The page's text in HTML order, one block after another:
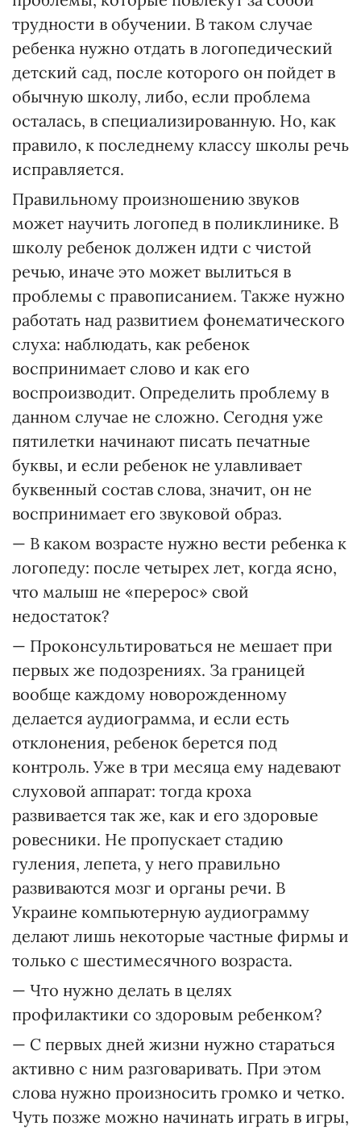
трудности в обучении. В таком случае
ребенка нужно отдать в логопедический
детский сад, после которого он пойдет в
обычную школу, либо, если проблема
осталась, в специализированную. Но, как
правило, к последнему классу школы речь
исправляется.
Правильному произношению звуков
может научить логопед в поликлинике. В
школу ребенок должен идти с чистой
речью, иначе это может вылиться в
проблемы с правописанием. Также нужно
работать над развитием фонематического
слуха: наблюдать, как ребенок
воспринимает слово и как его
воспроизводит. Определить проблему в
данном случае не сложно. Сегодня уже
пятилетки начинают писать печатные
буквы, и если ребенок не улавливает
буквенный состав слова, значит, он не
воспринимает его звуковой образ.
— В каком возрасте нужно вести ребенка к
логопеду: после четырех лет, когда ясно,
что малыш не «перерос» свой
недостаток?
— Проконсультироваться не мешает при
первых же подозрениях. За границей
вообще каждому новорожденному
делается аудиограмма, и если есть
отклонения, ребенок берется под
контроль. Уже в три месяца ему надевают
слуховой аппарат: тогда кроха
развивается так же, как и его здоровые
ровесники. Не пропускает стадию
гуления, лепета, у него правильно
развиваются мозг и органы речи. В
Украине компьютерную аудиограмму
делают лишь некоторые частные фирмы и
только с шестимесячного возраста.
— Что нужно делать в целях
профилактики со здоровым ребенком?
— С первых дней жизни нужно стараться
активно с ним разговаривать. При этом
слова нужно произносить громко и четко.
Чуть позже можно начинать играть в игры,